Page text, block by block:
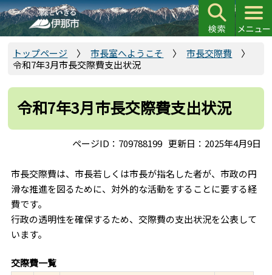
こ
の
ペ
で
トップページ 市長室へようこそ
市長交際費
令和7年3月市長交際費支出状況
令和7年3月市長交際費支出状況
ページID：709788199 更新日：2025年4月9日
市長交際費は、市長若しくは市長が指名した者が、市政の円
滑な推進を図るために、対外的な活動をすることに要する経
費です。
行政の透明性を確保するため、交際費の支出状況を公表して
います。
交際費一覧